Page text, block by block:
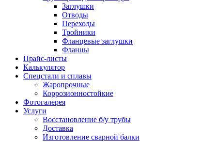
Заглушки
Отводы
Переходы
Тройники
Фланцевые заглушки
Фланцы
Прайс-листы
Калькулятор
Спецстали и сплавы
Жаропрочные
Коррозионностойкие
Фотогалерея
Услуги
Восстановление б/у трубы
Доставка
Изготовление сварной балки